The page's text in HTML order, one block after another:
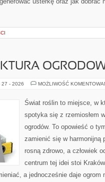
27 - 2026 MOŻLIWOŚĆ
Świat roślin to miejsce, w
spotyka się z rzemiosłem
ogrodów. To opowieść o
zamienić się w harmonijną
rosną zdrowo, a człowiek
centrum tej idei stoi
a jednocześnie daje ogrom